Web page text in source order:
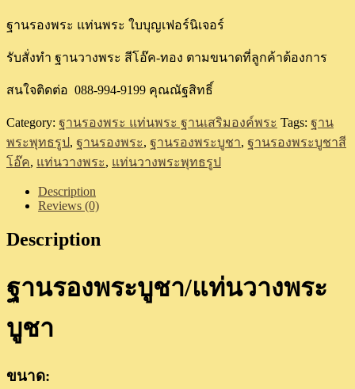
ฐานรองพระ แท่นพระ ใบบุญเฟอร์นิเจอร์
รับสั่งทำ ฐานวางพระ สีโอ๊ค-ทอง ตามขนาดที่ลูกค้าต้องการ
สนใจติดต่อ 088-994-9199 คุณณัฐสิทธิ์
Category: ฐานรองพระ แท่นพระ ฐานเสริมองค์พระ Tags: ฐาน
พระพุทธรูป, ฐานรองพระ, ฐานรองพระบูชา, ฐานรองพระบูชาสี
โอ๊ค, แท่นวางพระ, แท่นวางพระพุทธรูป
Description
Reviews (0)
Description
ฐานรองพระบูชา/แท่นวางพระ
บูชา
ขนาด: